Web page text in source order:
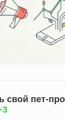
свой пет-